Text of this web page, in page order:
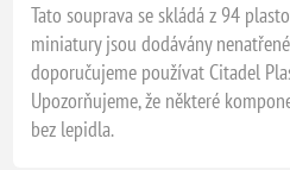
Tato souprava se skládá z 94
miniatury jsou dodávány
doporučujeme používat Citadel
Upozorňujeme, že některé
bez lepidla.